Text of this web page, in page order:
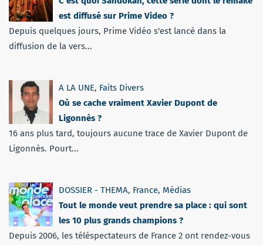
est diffusé sur Prime Video ?
Depuis quelques jours, Prime Vidéo s'est lancé dans la
diffusion de la vers...
A LA UNE, Faits Divers
Où se cache vraiment Xavier Dupont de
Ligonnès ?
16 ans plus tard, toujours aucune trace de Xavier Dupont de
Ligonnès. Pourt...
DOSSIER - THEMA, France, Médias
Tout le monde veut prendre sa place : qui sont
les 10 plus grands champions ?
Depuis 2006, les téléspectateurs de France 2 ont rendez-vous